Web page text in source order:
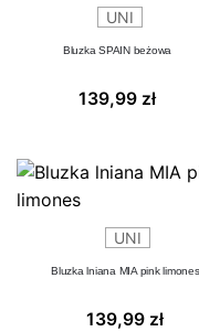
UNI
Bluzka SPAIN beżowa
139,99 zł
UNI
Bluzka lniana MIA pink limones
139,99 zł